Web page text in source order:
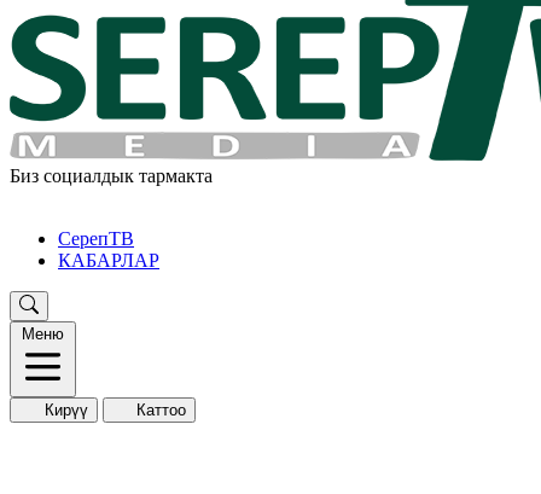
Биз социалдык тармакта
СерепТВ
КАБАРЛАР
Меню
Кирүү Каттоо